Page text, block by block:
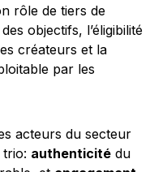
rôle de tiers de
objectifs, l’éligibilité
créateurs et la
par les
acteurs du secteur
trio: authenticité du